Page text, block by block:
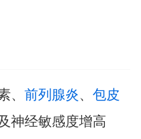
、 前列腺炎、 包皮
神经敏感度增高